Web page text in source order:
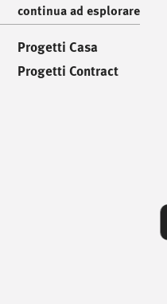
continua ad esplorare
Progetti Casa
Progetti Contract